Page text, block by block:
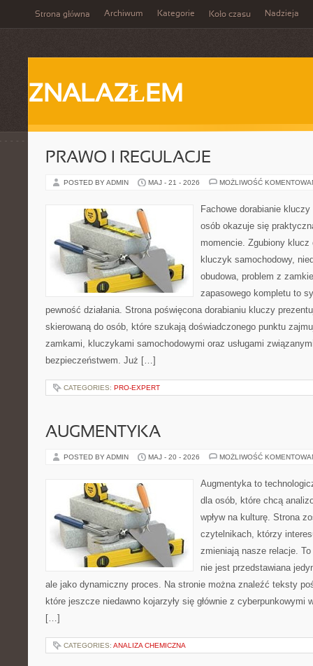
Strona główna Archiwum Kategorie Koło czasu Nadzieja
ZNALAZŁEM
PRAWO I REGULACJE
POSTED BY ADMIN MAJ - 21 - 2026 MOŻLIWOŚĆ
Fachowe dorabianie
osób okazuje się
momencie. Zgubiony
kluczyk samochodowy,
obudowa, problem z
zapasowego kompletu to
pewność działania. Strona poświęcona dorabianiu kluczy
skierowaną do osób, które szukają doświadczonego punktu
zamkami, kluczykami samochodowymi oraz usługami
bezpieczeństwem. Już […]
CATEGORIES: PRO-EXPERT
AUGMENTYKA
POSTED BY ADMIN MAJ - 20 - 2026 MOŻLIWOŚĆ
Augmentyka to
dla osób, które chcą
wpływ na kulturę. Strona
czytelnikach, którzy
zmieniają nasze relacje.
nie jest przedstawiana
ale jako dynamiczny proces. Na stronie można znaleźć teksty
które jeszcze niedawno kojarzyły się głównie z
[…]
CATEGORIES: ANALIZA CHEMICZNA